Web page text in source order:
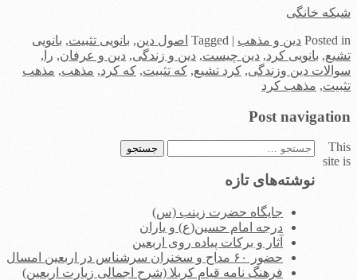
شبکه خانگی
Posted in دین و مذهب |
Tagged اصول دین, بانویی تثبیت, بانویی
تشیع, بانویی کرد, دین چیست, دین و زندگی, دین و عرفان, را ,
سوالات دین وزندگی, کرد تشیع, که تثبیت, که کرد, مذهب, مذهب
تثبیت, مذهب کرد
Post navigation
جستجو
نوشته‌های تازه
جایگاه حضرت زینب (س)
درجه امام حسین(ع) و یاران
آثار و برکات پیاده روی اربعین
حضور ۶۰ مداح و سخنران سرشناس در اربعین امسال
فرهنگ نامه قیام کربلا (شرح اجمالی زیارت اربعین)
This
site is